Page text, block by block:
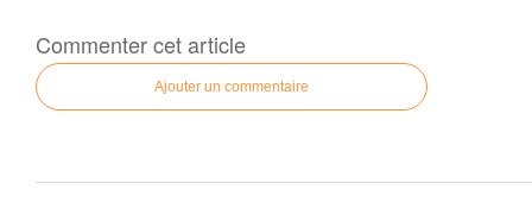
Commenter cet article
Ajouter un commentaire